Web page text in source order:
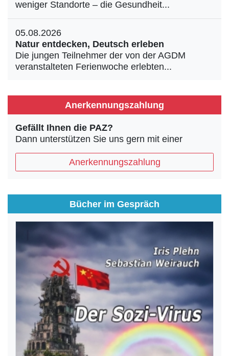
weniger Standorte – die Gesundheit...
05.08.2026
Natur entdecken, Deutsch erleben
Die jungen Teilnehmer der von der AGDM
veranstalteten Ferienwoche erlebten...
Anerkennungszahlung
Gefällt Ihnen die PAZ?
Dann unterstützen Sie uns gern mit einer
Anerkennungszahlung
Bücher im Gespräch